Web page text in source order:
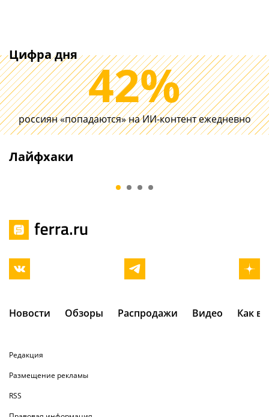
Цифра дня 42%
россиян «попадаются» на ИИ-контент ежедневно
Лайфхаки
Делайте планировку
Wi-Fi, проводов и
умного дома в
квартире заранее.
Потом будет сложнее
История
Новости Обзоры Распродажи Видео Как
Редакция
Размещение рекламы
RSS